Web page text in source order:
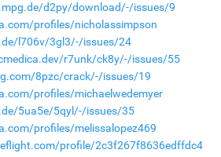
d2py/download/-/issues/9
profiles/nicholassimpson
l706v/3gl3/-/issues/24
r7unk/ck8y/-/issues/55
8pzc/crack/-/issues/19
profiles/michaelwedemyer
5ua5e/5qyl/-/issues/35
profiles/melissalopez469
profile/2c3f267f8636edffdc4